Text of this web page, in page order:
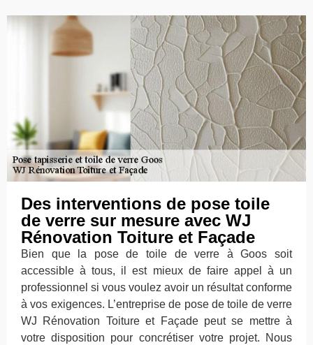
Des interventions de pose toile
de verre sur mesure avec WJ
Rénovation Toiture et Façade
Bien que la pose de toile de verre à Goos soit
accessible à tous, il est mieux de faire appel à un
professionnel si vous voulez avoir un résultat conforme
à vos exigences. L’entreprise de pose de toile de verre
WJ Rénovation Toiture et Façade peut se mettre à
votre disposition pour concrétiser votre projet. Nous